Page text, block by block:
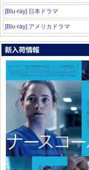
[Blu-ray] 日本ドラマ
[Blu-ray] アメリカドラマ